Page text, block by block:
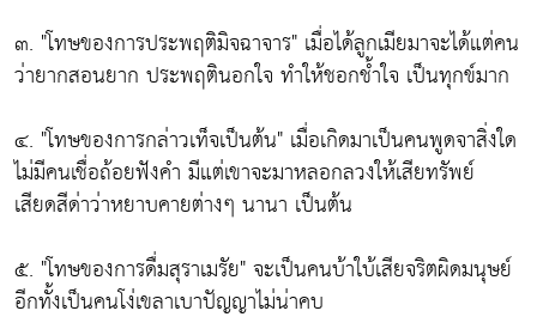
๓. "โทษของการประพฤติมิจฉาจาร" เมื่อได้ลูกเมียมาจะได้แต่คน
ว่ายากสอนยาก ประพฤตินอกใจ ทำให้ชอกช้ำใจ เป็นทุกข์มาก
๔. "โทษของการกล่าวเท็จเป็นต้น" เมื่อเกิดมาเป็นคนพูดจาสิ่งใด
ไม่มีคนเชื่อถ้อยฟังคำ มีแต่เขาจะมาหลอกลวงให้เสียทรัพย์
เสียดสีด่าว่าหยาบคายต่างๆ นานา เป็นต้น
๕. "โทษของการดื่มสุราเมรัย"จะเป็นคนบ้าใบ้เสียจริตผิดมนุษย์
อีกทั้งเป็นคนโง่เขลาเบาปัญญาไม่น่าคบ